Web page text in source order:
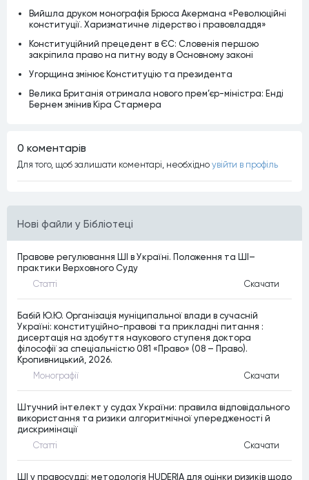
Нові файли у Бібліотеці
Правове регулювання ШІ в Україні. Положення та ШІ–
практики Верховного Суду
Статтi Скачати
Бабій Ю.Ю. Організація муніципальної влади в сучасній
Україні: конституційно-правові та прикладні питання :
дисертація на здобуття наукового ступеня доктора
філософії за спеціальністю 081 «Право» (08 – Право).
Кропивницький, 2026.
Монографiї Скачати
Штучний інтелект у судах України: правила відповідального
використання та ризики алгоритмічної упередженості й
дискримінації
Статтi Скачати
ШІ у правосудді: методологія HUDERIA для оцінки ризиків щодо
Вийшла друком монографія Брюса Акермана «Революційні
конституції. Харизматичне лідерство і правовладдя»
Конституційний прецедент в ЄС: Словенія першою
закріпила право на питну воду в Основному законі
Угорщина змінює Конституцію та президента
Велика Британія отримала нового прем’єр-міністра: Енді
Бернем змінив Кіра Стармера
0 коментарiв
Для того, щоб залишати коментарi, необхiдно увiйти в профiль